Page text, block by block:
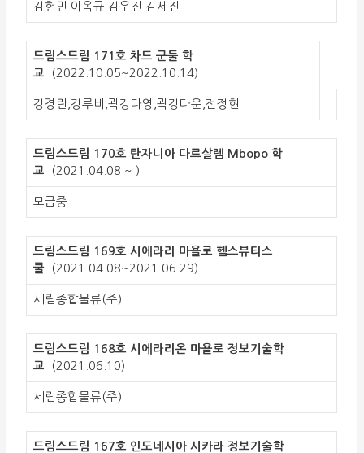
김헌민 이옥규 김우진 김세진
드림스드림 171호 차드 군둘 학
교
(2022.10.05~2022.10.14)
강경란,강루비,곽강다영,곽강다운,전정현
드림스드림 170호 탄자니아 다르살렘 Mbopo 학
교
(2021.04.08 ~ )
모금중
드림스드림 169호 시에라리 마욜로 헬스뷰티스
쿨
(2021.04.08~2021.06.29)
세림종합물류(주)
드림스드림 168호 시에라리온 마욜로 정보기술학
교
(2021.06.10)
세림종합물류(주)
드림스드림 167호 인도네시아 시카라 정보기술학